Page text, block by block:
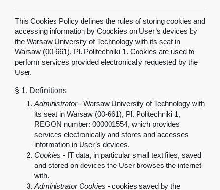
This Cookies Policy defines the rules of storing cookies and
accessing information by Coockies on User’s devices by
the Warsaw University of Technology with its seat in
Warsaw (00-661), Pl. Politechniki 1. Cookies are used to
perform services provided electronically requested by the
User.
§ 1. Definitions
Administrator- Warsaw University of Technology with
its seat in Warsaw (00-661), Pl. Politechniki 1,
REGON number: 000001554, which provides
services electronically and stores and accesses
information in User’s devices.
Cookies - IT data, in particular small text files, saved
and stored on devices the User browses the internet
with.
Administrator Cookies - cookies saved by the